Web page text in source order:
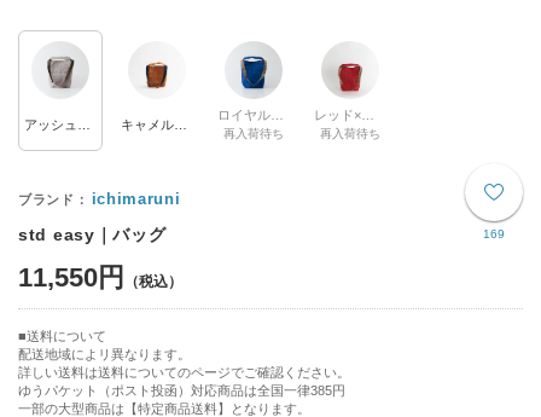
再入荷待ち 再入荷待ち
169
ichimaruni
std easy｜バッグ
11,550円
送料について
配送地域によリ異なります。
詳しい送料は送料についてのページでご確認ください。
ゆうパケット（ポスト投函）対応商品は全国一律385円
一部の大型商品は【特定商品送料】となります。